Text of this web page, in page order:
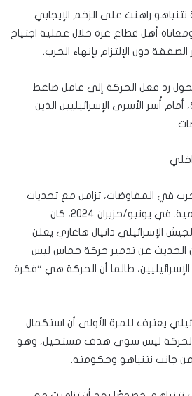
راهنت على الزخم الإيجابي
ومعاناة أهل قطاع غزة خلال عملية اجتياح
دون الإلتزام بإنهاء الحرب.
رد فعل الحركة إلى عامل ضاغط
أُسر الأسرى الإسرائيليين الذين
في المفاوضات، تزامن مع تحديات
داخلية موازية لم تقل أهمية. في يونيو/حزيران 2024، كان
الإسرائيلي دانيال هاغاري يعلن
أن الحديث عن تدمير حركة حماس ليس
طالما أن الحركة هي “فكرة
يعترف للمرة الأولى أن استكمال
الحركة ليس سوى هدف مستحيل، وهو
جانب نتنياهو وحكومته.